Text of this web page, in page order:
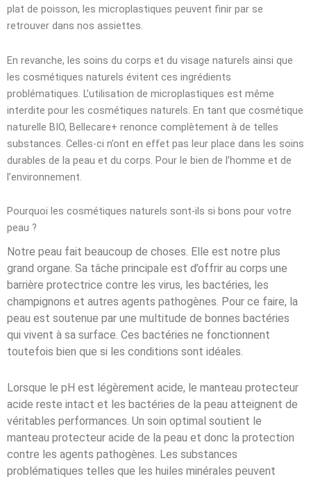
plat de poisson, les microplastiques peuvent finir par se
retrouver dans nos assiettes.
En revanche, les soins du corps et du visage naturels ainsi que
les cosmétiques naturels évitent ces ingrédients
problématiques. L’utilisation de microplastiques est même
interdite pour les cosmétiques naturels. En tant que cosmétique
naturelle BIO, Bellecare+ renonce complètement à de telles
substances. Celles-ci n’ont en effet pas leur place dans les soins
durables de la peau et du corps. Pour le bien de l’homme et de
l’environnement.
Pourquoi les cosmétiques naturels sont-ils si bons pour votre
peau ?
Notre peau fait beaucoup de choses. Elle est notre plus
grand organe. Sa tâche principale est d’offrir au corps une
barrière protectrice contre les virus, les bactéries, les
champignons et autres agents pathogènes. Pour ce faire, la
peau est soutenue par une multitude de bonnes bactéries
qui vivent à sa surface. Ces bactéries ne fonctionnent
toutefois bien que si les conditions sont idéales.
Lorsque le pH est légèrement acide, le manteau protecteur
acide reste intact et les bactéries de la peau atteignent de
véritables performances. Un soin optimal soutient le
manteau protecteur acide de la peau et donc la protection
contre les agents pathogènes. Les substances
problématiques telles que les huiles minérales peuvent